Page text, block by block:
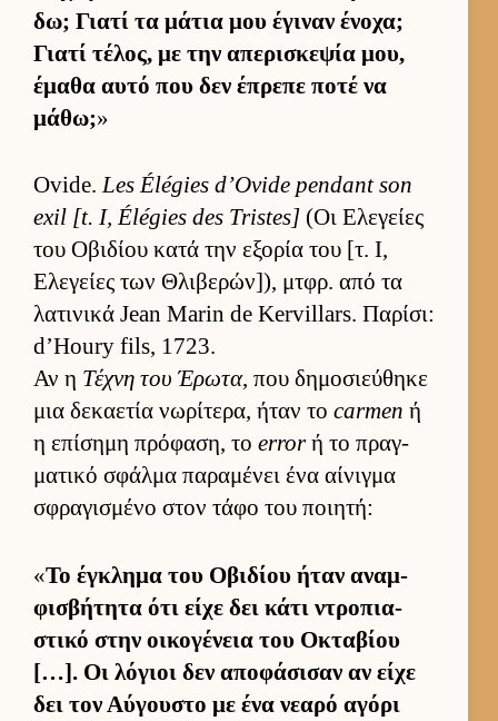
δω; Γιατί τα μάτια μου έγιναν ένοχα;
Γιατί τέλος, με την απερισκεψία μου,
έμαθα αυτό που δεν έπρεπε ποτέ να
μάθω;»
Ovide.Les Élégies d’Ovide pendant son
exil [t. I, Élégies des Tristes] (Οι Ελεγείες
του Οβιδίου κατά την εξορία του [τ. Ι,
Ελεγείες των Θλιβερών]), μτ­φρ. από τα
λατινικά Jean Marin de Kervillars. Παρίσι:
d’Houry fils, 1723.
Αν η Τέχνη του Έρωτα, που δημοσιεύ­θηκε
μια δεκαετία νωρίτερα, ήταν το carmen ή
η επίσημη πρόφαση, το errorή το πραγ­
ματικό σφάλμα παραμένει ένα αί­νιγμα
σφραγισμένο στον τάφο του ποι­ητή:
«Το έγκλημα του Οβιδίου ήταν αναμ­
φισβήτητα ότι είχε δει κάτι ντροπια­
στικό στην οι­κογένεια του Οκταβίου
[…]. Οι λόγιοι δεν αποφάσισαν αν είχε
δει τον Αύ­γου­στο με ένα νεαρό αγόρι